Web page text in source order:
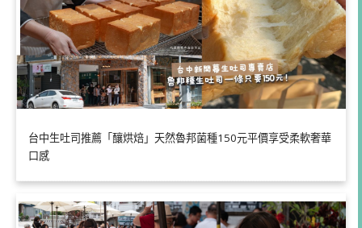
台中生吐司推薦「釀烘焙」天然魯邦菌種150元平價享受柔軟奢華
口感